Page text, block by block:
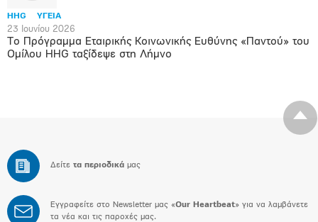
HHG ΥΓΕΙΑ
23 Ιουνίου 2026
Το Πρόγραμμα Εταιρικής Κοινωνικής Ευθύνης «Παντού» του
Ομίλου HHG ταξίδεψε στη Λήμνο
Δείτε τα περιοδικά μας
Εγγραφείτε στο Newsletter μας «Our Heartbeat» για να λαμβάνετε
τα νέα και τις παροχές μας.